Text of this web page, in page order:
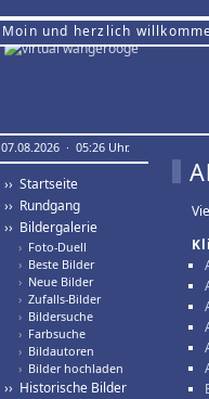
Moin und herzlich
07.08.2026 · 05:26 Uhr.
›› Startseite
›› Rundgang
›› Bildergalerie
› Foto-Duell
› Beste Bilder
› Neue Bilder
› Zufalls-Bilder
› Bildersuche
› Farbsuche
› Bildautoren
› Bilder hochladen
›› Historische Bilder